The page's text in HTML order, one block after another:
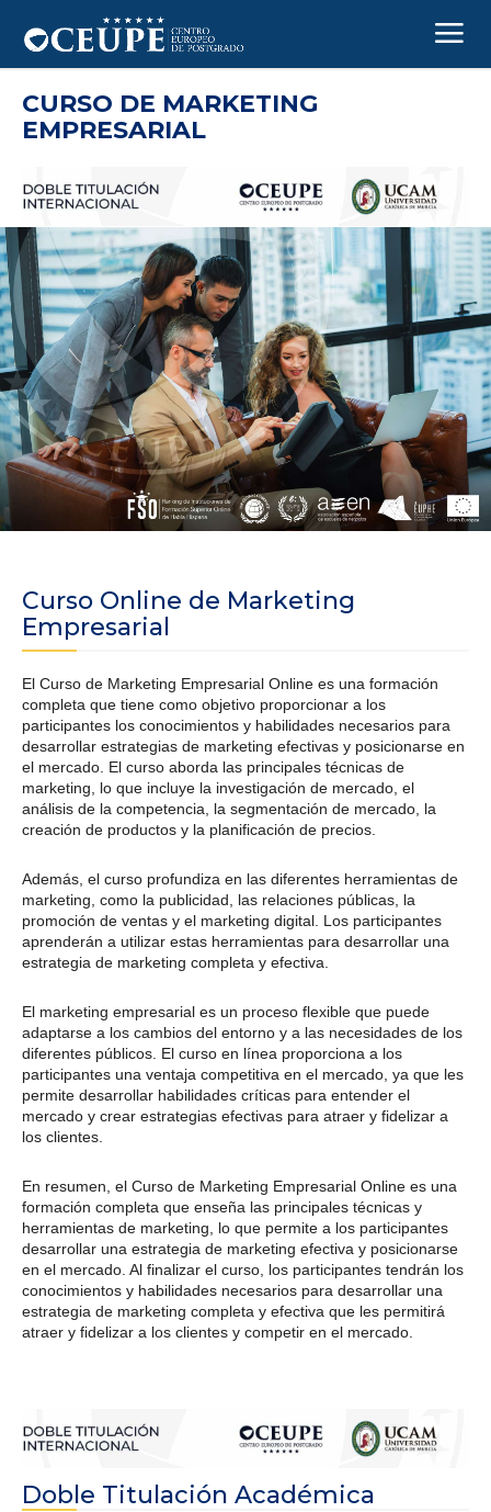
CURSO DE MARKETING
EMPRESARIAL
Curso Online de Marketing
Empresarial
El Curso de Marketing Empresarial Online es una formación
completa que tiene como objetivo proporcionar a los
participantes los conocimientos y habilidades necesarios para
desarrollar estrategias de marketing efectivas y posicionarse en
el mercado. El curso aborda las principales técnicas de
marketing, lo que incluye la investigación de mercado, el
análisis de la competencia, la segmentación de mercado, la
creación de productos y la planificación de precios.
Además, el curso profundiza en las diferentes herramientas de
marketing, como la publicidad, las relaciones públicas, la
promoción de ventas y el marketing digital. Los participantes
aprenderán a utilizar estas herramientas para desarrollar una
estrategia de marketing completa y efectiva.
El marketing empresarial es un proceso flexible que puede
adaptarse a los cambios del entorno y a las necesidades de los
diferentes públicos. El curso en línea proporciona a los
participantes una ventaja competitiva en el mercado, ya que les
permite desarrollar habilidades críticas para entender el
mercado y crear estrategias efectivas para atraer y fidelizar a
los clientes.
En resumen, el Curso de Marketing Empresarial Online es una
formación completa que enseña las principales técnicas y
herramientas de marketing, lo que permite a los participantes
desarrollar una estrategia de marketing efectiva y posicionarse
en el mercado. Al finalizar el curso, los participantes tendrán los
conocimientos y habilidades necesarios para desarrollar una
estrategia de marketing completa y efectiva que les permitirá
atraer y fidelizar a los clientes y competir en el mercado.
Doble Titulación Académica